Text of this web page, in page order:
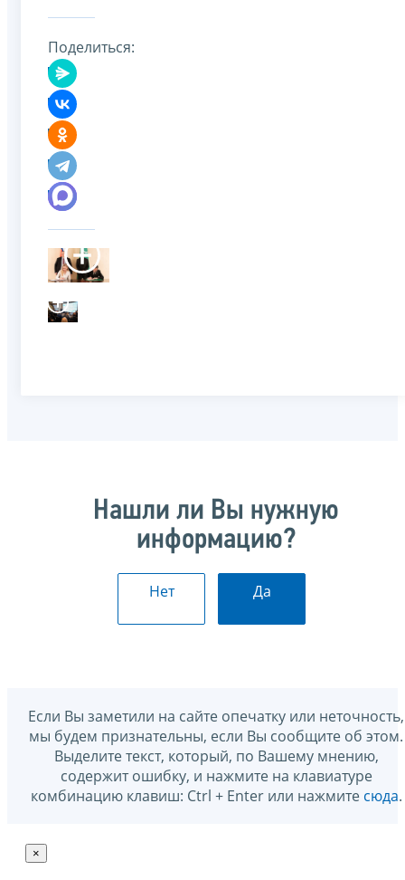
Поделиться:
Нашли ли Вы нужную
информацию?
Нет Да
Если Вы заметили на сайте опечатку или неточность,
мы будем признательны, если Вы сообщите об этом.
Выделите текст, который, по Вашему мнению,
содержит ошибку, и нажмите на клавиатуре
комбинацию клавиш: Ctrl + Enter или нажмите сюда.
×